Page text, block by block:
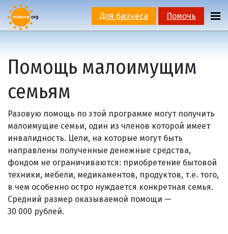
Для бизнеса Помочь
Помощь малоимущим
семьям
Разовую помощь по этой программе могут получить
малоимущие семьи, один из членов которой имеет
инвалидность. Цели, на которые могут быть
направлены полученные денежные средства,
фондом не ограничиваются: приобретение бытовой
техники, мебели, медикаментов, продуктов, т.е. того,
в чем особенно остро нуждается конкретная семья.
Средний размер оказываемой помощи —
30 000 рублей.